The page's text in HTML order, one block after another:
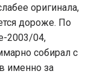
оригинала,
дороже. По
2003/04,
собирал с
именно за